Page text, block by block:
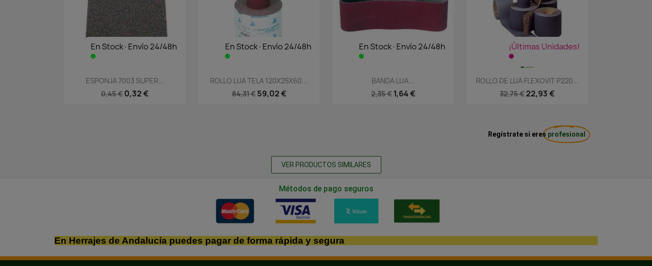
En Stock·Envío 24/48h
Vista rápida
ESPONJA 7003 SUPER...
0,45 € 0,32 €
En Stock·Envío 24/48h
Vista rápida
ROLLO LIJA TELA 120X25X60...
84,31 € 59,02 €
En Stock·Envío 24/48h
Vista rápida
BANDA LIJA...
2,35 € 1,64 €
¡Últimas Unidades!
 Vista rápida
ROLLO DE LIJA FLEXOVIT P220...
32,75 € 22,93 €
Regístrate si eres profesional
VER PRODUCTOS SIMILARES
Métodos de pago seguros
En Herrajes de Andalucía puedes pagar de forma rápida y segura